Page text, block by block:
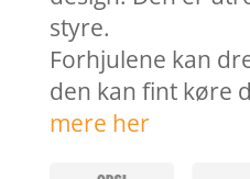
styre.
Forhjulene kan
den kan fint køre
mere her